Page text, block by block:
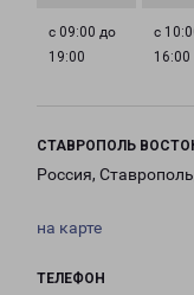
с 09:00 до
19:00
с
16:00
СТАВРОПОЛЬ
Россия,
на карте
ТЕЛЕФОН